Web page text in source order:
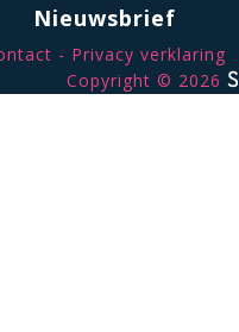
Nieuwsbrief
Privacy verklaring
Copyright © 2026